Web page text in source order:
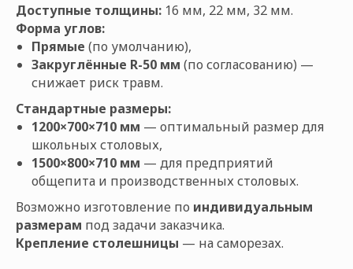
Доступные толщины: 16 мм, 22 мм, 32 мм.
Форма углов:
Прямые (по умолчанию),
Закруглённые R-50 мм (по согласованию) —
снижает риск травм.
Стандартные размеры:
1200×700×710 мм — оптимальный размер для
школьных столовых,
1500×800×710 мм — для предприятий
общепита и производственных столовых.
Возможно изготовление по индивидуальным
размерам под задачи заказчика.
Крепление столешницы — на саморезах.